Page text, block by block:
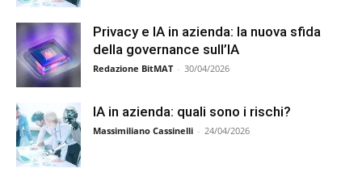
Privacy e IA in azienda: la nuova sfida
della governance sull’IA
Redazione BitMAT - 30/04/2026
IA in azienda: quali sono i rischi?
Massimiliano Cassinelli - 24/04/2026